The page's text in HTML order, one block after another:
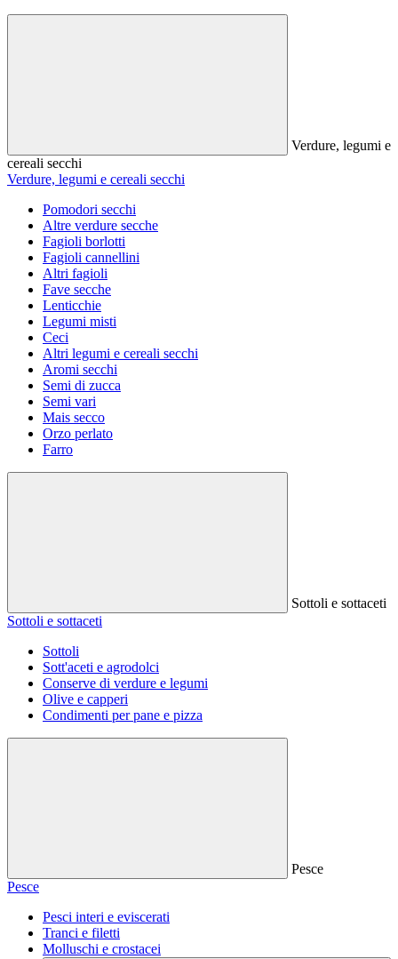
Verdure, legumi e
cereali secchi
Verdure, legumi e cereali secchi
Pomodori secchi
Altre verdure secche
Fagioli borlotti
Fagioli cannellini
Altri fagioli
Fave secche
Lenticchie
Legumi misti
Ceci
Altri legumi e cereali secchi
Aromi secchi
Semi di zucca
Semi vari
Mais secco
Orzo perlato
Farro
Sottoli e sottaceti
Sottoli e sottaceti
Sottoli
Sott'aceti e agrodolci
Conserve di verdure e legumi
Olive e capperi
Condimenti per pane e pizza
Pesce
Pesce
Pesci interi e eviscerati
Tranci e filetti
Molluschi e crostacei